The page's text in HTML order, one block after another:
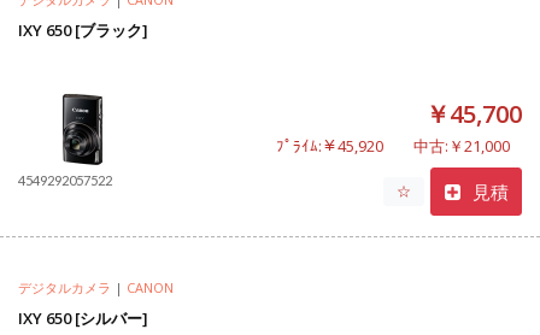
IXY 650 [ブラック]
4549292057522
￥45,700
ﾌﾟﾗｲﾑ:￥45,920 中古:￥21,000
☆ 見積
デジタルカメラ | CANON
IXY 650 [シルバー]